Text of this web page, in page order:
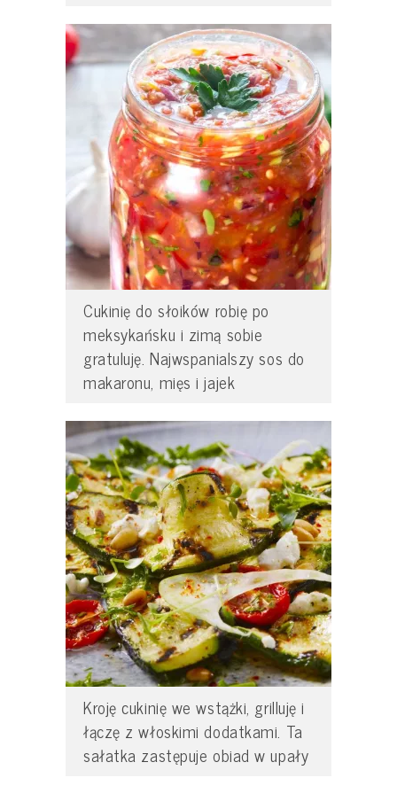
Cukinię do słoików robię po
meksykańsku i zimą sobie
gratuluję. Najwspanialszy sos do
makaronu, mięs i jajek
Kroję cukinię we wstążki, grilluję i
łączę z włoskimi dodatkami. Ta
sałatka zastępuje obiad w upały